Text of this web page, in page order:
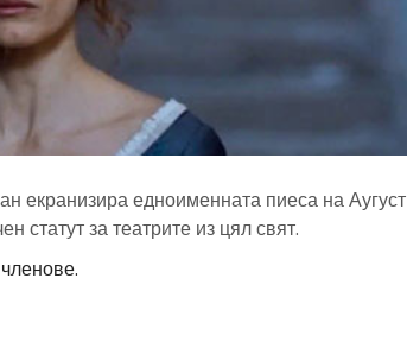
екранизира едноименната пиеса на Аугуст
статут за театрите из цял свят.